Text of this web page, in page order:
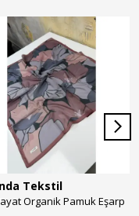
Tekstil
Organik Pamuk Eşarp